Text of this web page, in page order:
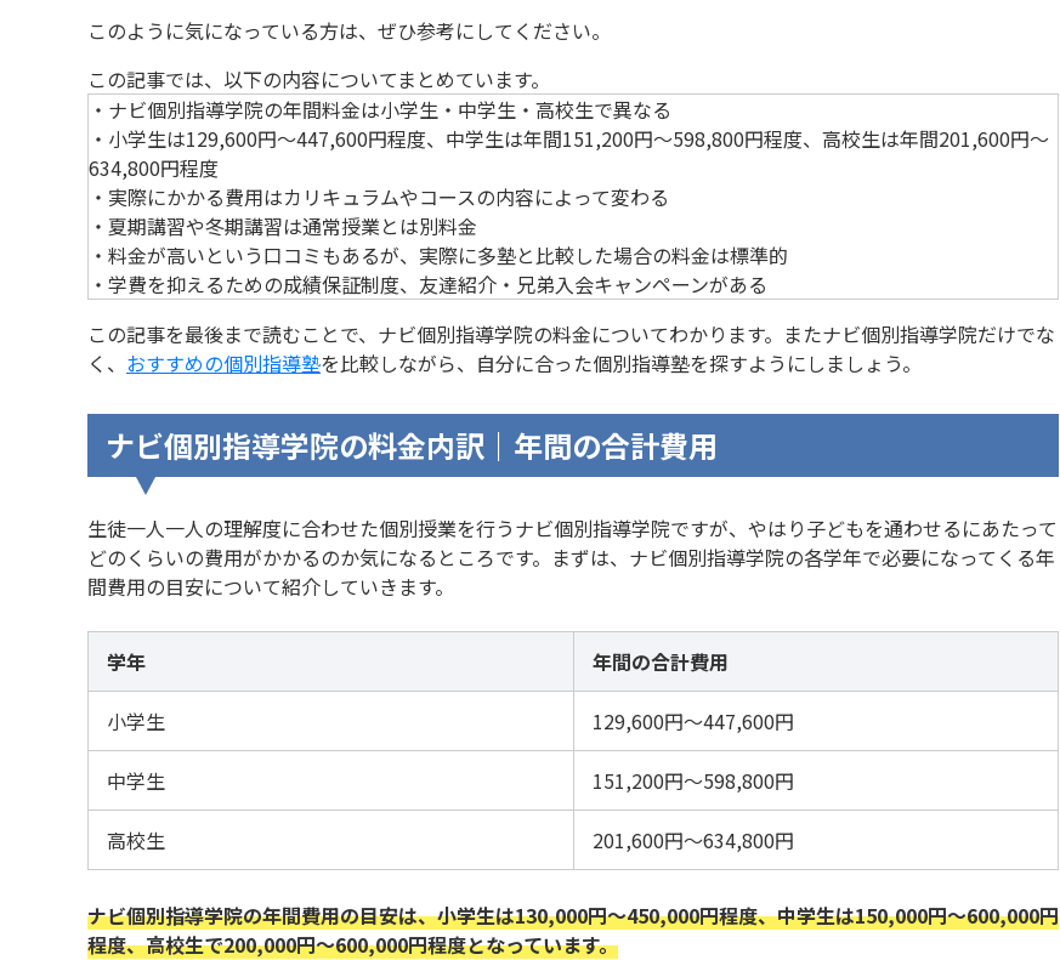
このように気になっている方は、ぜひ参考にしてください。
この記事では、以下の内容についてまとめています。
・ナビ個別指導学院の年間料金は小学生・中学生・高校生で異なる
・小学生は129,600円～447,600円程度、中学生は年間151,200円～598,800円程度、高校生は年間201,600円～
634,800円程度
・実際にかかる費用はカリキュラムやコースの内容によって変わる
・夏期講習や冬期講習は通常授業とは別料金
・料金が高いという口コミもあるが、実際に多塾と比較した場合の料金は標準的
・学費を抑えるための成績保証制度、友達紹介・兄弟入会キャンペーンがある
この記事を最後まで読むことで、ナビ個別指導学院の料金についてわかります。またナビ個別指導学院だけでな
く、 おすすめの個別指導塾を比較しながら、自分に合った個別指導塾を探すようにしましょう。
ナビ個別指導学院の料金内訳｜年間の合計費用
生徒一人一人の理解度に合わせた個別授業を行うナビ個別指導学院ですが、やはり子どもを通わせるにあたって
どのくらいの費用がかかるのか気になるところです。まずは、ナビ個別指導学院の各学年で必要になってくる年
間費用の目安について紹介していきます。
学年 年間の合計費用
小学生 129,600円～447,600円
中学生 151,200円～598,800円
高校生 201,600円～634,800円
ナビ個別指導学院の年間費用の目安は、小学生は130,000円〜450,000円程度、中学生は150,000円～600,000円
程度、高校生で200,000円～600,000円程度となっています。